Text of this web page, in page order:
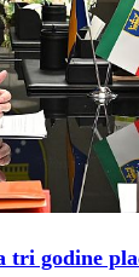
godine